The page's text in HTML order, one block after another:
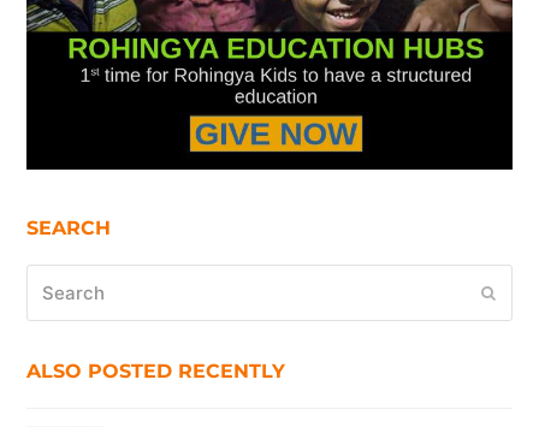
SEARCH
ALSO POSTED RECENTLY